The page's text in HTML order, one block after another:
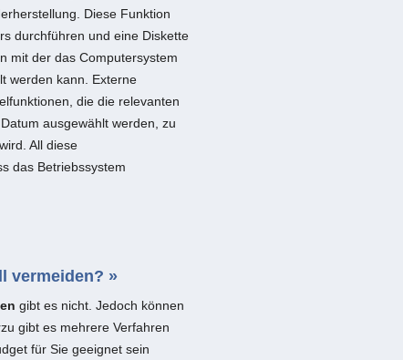
Diese Funktion
durchführen und eine Diskette
mit der das Computersystem
werden kann. Externe
die die relevanten
ausgewählt werden, zu
All diese
das Betriebssystem
vermeiden? »
gibt es nicht. Jedoch können
gibt es mehrere Verfahren
für Sie geeignet sein